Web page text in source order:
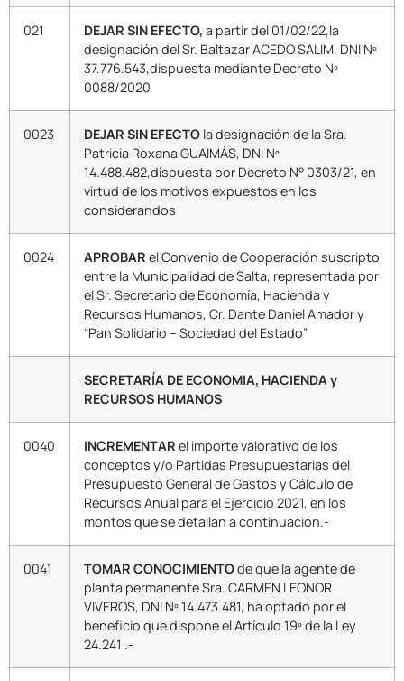
021 DEJAR SIN EFECTO, a partir del 01/02/22,la
designación del Sr. Baltazar ACEDO SALIM, DNI Nº
37.776.543,dispuesta mediante Decreto Nº
0088/2020
0023 DEJAR SIN EFECTO la designación de la Sra.
Patricia Roxana GUAIMÁS, DNI Nº
14.488.482,dispuesta por Decreto N° 0303/21, en
virtud de los motivos expuestos en los
considerandos
0024 APROBAR el Convenio de Cooperación suscripto
entre la Municipalidad de Salta, representada por
el Sr. Secretario de Economía, Hacienda y
Recursos Humanos, Cr. Dante Daniel Amador y
“Pan Solidario – Sociedad del Estado”
SECRETARÍA DE ECONOMIA, HACIENDA y
RECURSOS HUMANOS
0040 INCREMENTAR el importe valorativo de los
conceptos y/o Partidas Presupuestarias del
Presupuesto General de Gastos y Cálculo de
Recursos Anual para el Ejercicio 2021, en los
montos que se detallan a continuación.-
0041 TOMAR CONOCIMIENTOde que la agente de
planta permanente Sra. CARMEN LEONOR
VIVEROS, DNI Nº 14.473.481, ha optado por el
beneficio que dispone el Artículo 19º de la Ley
24.241 .-